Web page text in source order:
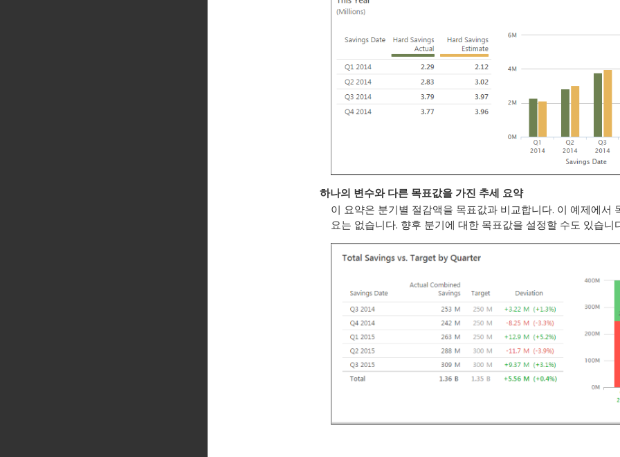
하나의 변수와 다른 목표값을 가진 추세 요약
이 요약은 분기별 절감액을 목표값과 비교합니다. 이 예제에서
요는 없습니다. 향후 분기에 대한 목표값을 설정할 수도 있습니